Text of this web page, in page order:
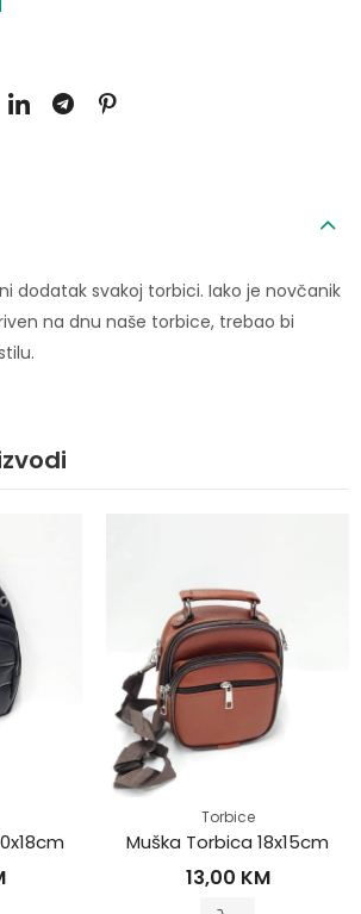
dodatak svakoj torbici. Iako je novčanik
na dnu naše torbice, trebao bi
Torbice
Muška Torbica 18x15cm
13,00 KM